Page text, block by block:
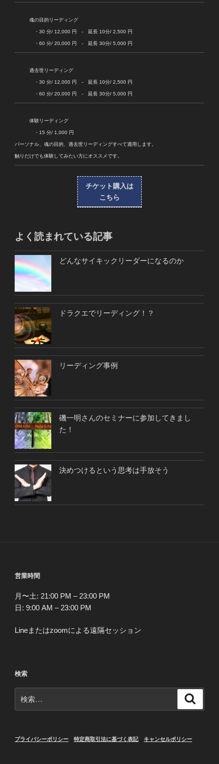
魂の目的リーディング
・30 分/ 12,000 円 - 延長 10分/ 2,500 円
・60 分/ 20,000 円 - 延長 30分/ 5,000 円
過去世リーディング
・30 分/ 12,000 円 - 延長 10分/ 2,500 円
・60 分/ 20,000 円 - 延長 30分/ 5,000 円
体験リーディング
・15 分/ 1,000 円
パーソナル、魂の目的、過去世リーディングすべて適用します。
触りだけでも体験してみたい方にオススメです。
チケット購入は
こちら
よく読まれている記事
どんなサイキックリーダーになるのか
ドラクエでリーディング！？
リーディング事例
磯一明さんのセミナーに参加してきまし
た！
決めつけるという思考は手放そう
営業時間
月〜土: 21:00 PM – 23:00 PM
日: 9:00 AM – 23:00 PM
Lineまたはzoomによる遠隔セッション
検索
索:
プライバシーポリシー 特定商取引法に基づく表記 キャンセルポリシー